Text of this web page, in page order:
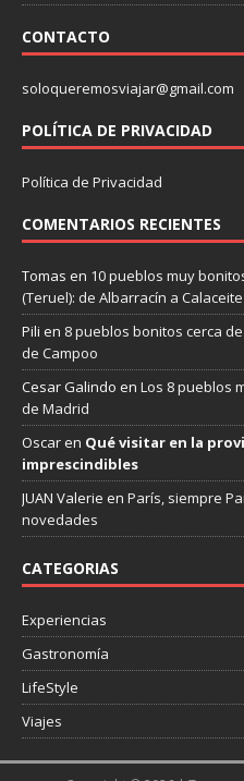
CONTACTO
soloqueremosviajar@gmail.com
POLÍTICA DE PRIVACIDAD
Política de Privacidad
COMENTARIOS RECIENTES
Tomas en 10 pueblos muy
(Teruel): de Albarracín a Calaceite
Pili en 8 pueblos bonitos cerca
de Campoo
Cesar Galindo en Los 8 pueblos
de Madrid
Oscaren Qué visitar en la
imprescindibles
JUAN Valerie en París, siempre
novedades
CATEGORIAS
Experiencias
Gastronomía
LifeStyle
Viajes